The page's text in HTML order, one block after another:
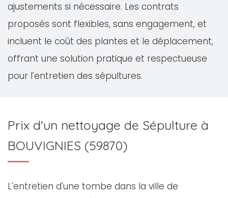
ajustements si nécessaire. Les contrats
proposés sont flexibles, sans engagement, et
incluent le coût des plantes et le déplacement,
offrant une solution pratique et respectueuse
pour l'entretien des sépultures.
Prix d'un nettoyage de Sépulture à
BOUVIGNIES (59870)
L'entretien d'une tombe dans la ville de